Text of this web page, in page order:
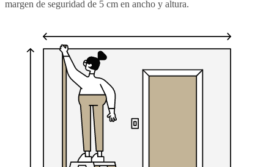
margen de seguridad de 5 cm en ancho y altura.